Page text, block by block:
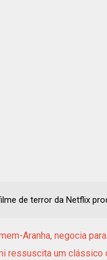
de terror da Netflix
Aranha, negocia
ressuscita um clássico